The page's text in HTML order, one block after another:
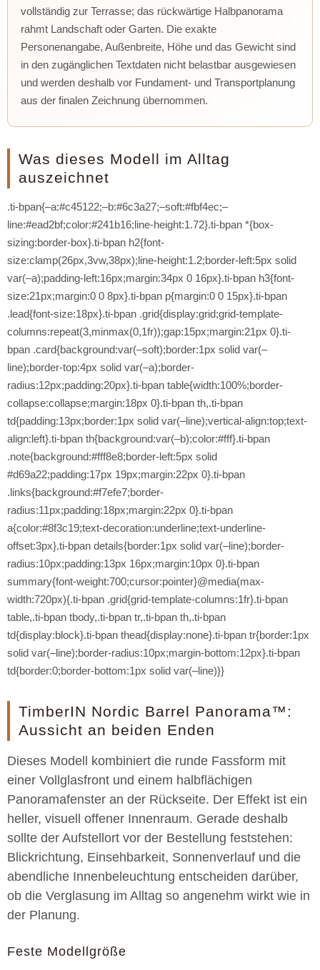
vollständig zur Terrasse; das rückwärtige Halbpanorama
rahmt Landschaft oder Garten. Die exakte
Personenangabe, Außenbreite, Höhe und das Gewicht sind
in den zugänglichen Textdaten nicht belastbar ausgewiesen
und werden deshalb vor Fundament- und Transportplanung
aus der finalen Zeichnung übernommen.
Was dieses Modell im Alltag
auszeichnet
.ti-bpan{–a:#c45122;–b:#6c3a27;–soft:#fbf4ec;–
line:#ead2bf;color:#241b16;line-height:1.72}.ti-bpan *{box-
sizing:border-box}.ti-bpan h2{font-
size:clamp(26px,3vw,38px);line-height:1.2;border-left:5px solid
var(–a);padding-left:16px;margin:34px 0 16px}.ti-bpan h3{font-
size:21px;margin:0 0 8px}.ti-bpan p{margin:0 0 15px}.ti-bpan
.lead{font-size:18px}.ti-bpan .grid{display:grid;grid-template-
columns:repeat(3,minmax(0,1fr));gap:15px;margin:21px 0}.ti-
bpan .card{background:var(–soft);border:1px solid var(–
line);border-top:4px solid var(–a);border-
radius:12px;padding:20px}.ti-bpan table{width:100%;border-
collapse:collapse;margin:18px 0}.ti-bpan th,.ti-bpan
td{padding:13px;border:1px solid var(–line);vertical-align:top;text-
align:left}.ti-bpan th{background:var(–b);color:#fff}.ti-bpan
.note{background:#fff8e8;border-left:5px solid
#d69a22;padding:17px 19px;margin:22px 0}.ti-bpan
.links{background:#f7efe7;border-
radius:11px;padding:18px;margin:22px 0}.ti-bpan
a{color:#8f3c19;text-decoration:underline;text-underline-
offset:3px}.ti-bpan details{border:1px solid var(–line);border-
radius:10px;padding:13px 16px;margin:10px 0}.ti-bpan
summary{font-weight:700;cursor:pointer}@media(max-
width:720px){.ti-bpan .grid{grid-template-columns:1fr}.ti-bpan
table,.ti-bpan tbody,.ti-bpan tr,.ti-bpan th,.ti-bpan
td{display:block}.ti-bpan thead{display:none}.ti-bpan tr{border:1px
solid var(–line);border-radius:10px;margin-bottom:12px}.ti-bpan
td{border:0;border-bottom:1px solid var(–line)}}
TimberIN Nordic Barrel Panorama™:
Aussicht an beiden Enden
Dieses Modell kombiniert die runde Fassform mit
einer Vollglasfront und einem halbflächigen
Panoramafenster an der Rückseite. Der Effekt ist ein
heller, visuell offener Innenraum. Gerade deshalb
sollte der Aufstellort vor der Bestellung feststehen:
Blickrichtung, Einsehbarkeit, Sonnenverlauf und die
abendliche Innenbeleuchtung entscheiden darüber,
ob die Verglasung im Alltag so angenehm wirkt wie in
der Planung.
Feste Modellgröße